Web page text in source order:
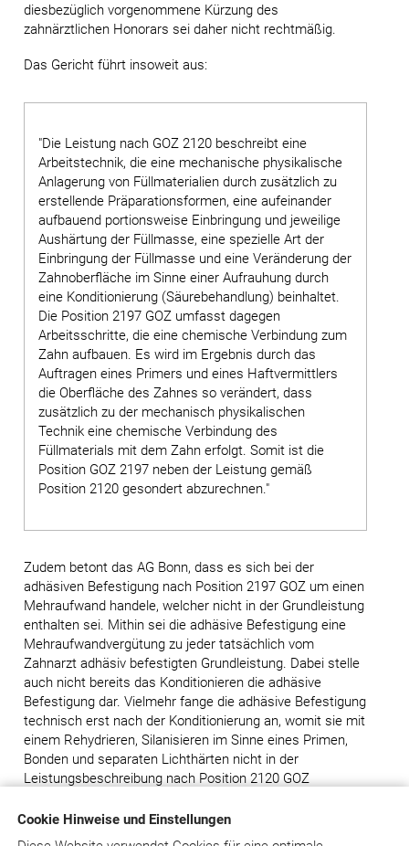
Cookie Hinweise und Einstellungen
diesbezüglich vorgenommene Kürzung des
zahnärztlichen Honorars sei daher nicht rechtmäßig.
Das Gericht führt insoweit aus:
"Die Leistung nach GOZ 2120 beschreibt eine
Arbeitstechnik, die eine mechanische physikalische
Anlagerung von Füllmaterialien durch zusätzlich zu
erstellende Präparationsformen, eine aufeinander
aufbauend portionsweise Einbringung und jeweilige
Aushärtung der Füllmasse, eine spezielle Art der
Einbringung der Füllmasse und eine Veränderung der
Zahnoberfläche im Sinne einer Aufrauhung durch
eine Konditionierung (Säurebehandlung) beinhaltet.
Die Position 2197 GOZ umfasst dagegen
Arbeitsschritte, die eine chemische Verbindung zum
Zahn aufbauen. Es wird im Ergebnis durch das
Auftragen eines Primers und eines Haftvermittlers
die Oberfläche des Zahnes so verändert, dass
zusätzlich zu der mechanisch physikalischen
Technik eine chemische Verbindung des
Füllmaterials mit dem Zahn erfolgt. Somit ist die
Position GOZ 2197 neben der Leistung gemäß
Position 2120 gesondert abzurechnen."
Zudem betont das AG Bonn, dass es sich bei der
adhäsiven Befestigung nach Position 2197 GOZ um einen
Mehraufwand handele, welcher nicht in der Grundleistung
enthalten sei. Mithin sei die adhäsive Befestigung eine
Mehraufwandvergütung zu jeder tatsächlich vom
Zahnarzt adhäsiv befestigten Grundleistung. Dabei stelle
auch nicht bereits das Konditionieren die adhäsive
Befestigung dar. Vielmehr fange die adhäsive Befestigung
technisch erst nach der Konditionierung an, womit sie mit
einem Rehydrieren, Silanisieren im Sinne eines Primen,
Bonden und separaten Lichthärten nicht in der
Leistungsbeschreibung nach Position 2120 GOZ